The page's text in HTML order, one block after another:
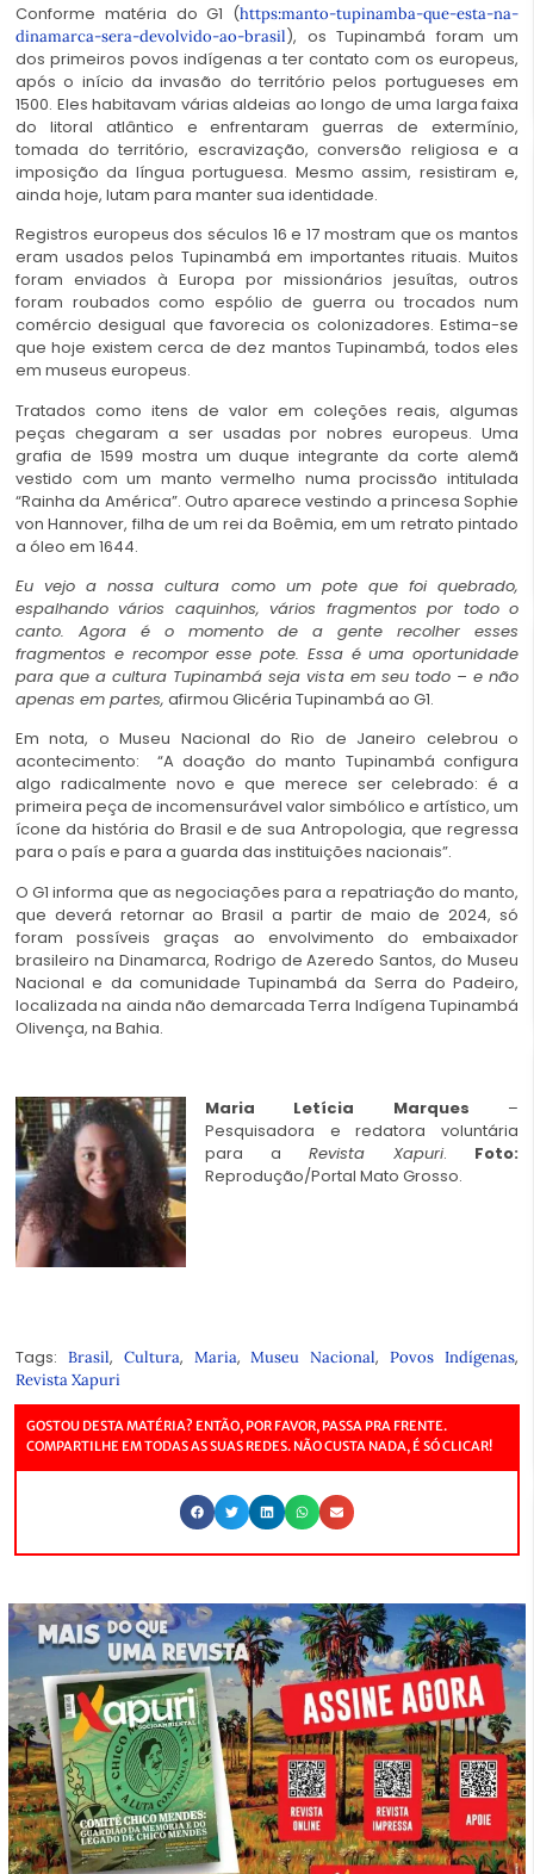
Conforme matéria do G1 (https:manto-tupinamba-que-esta-na-
dinamarca-sera-devolvido-ao-brasil), os Tupinambá foram um
dos primeiros povos indígenas a ter contato com os europeus,
após o início da invasão do território pelos portugueses em
1500. Eles habitavam várias aldeias ao longo de uma larga faixa
do litoral atlântico e enfrentaram guerras de extermínio,
tomada do território, escravização, conversão religiosa e a
imposição da língua portuguesa. Mesmo assim, resistiram e,
ainda hoje, lutam para manter sua identidade.
Registros europeus dos séculos 16 e 17 mostram que os mantos
eram usados pelos Tupinambá em importantes rituais. Muitos
foram enviados à Europa por missionários jesuítas, outros
foram roubados como espólio de guerra ou trocados num
comércio desigual que favorecia os colonizadores. Estima-se
que hoje existem cerca de dez mantos Tupinambá, todos eles
em museus europeus.
Tratados como itens de valor em coleções reais, algumas
peças chegaram a ser usadas por nobres europeus. Uma
grafia de 1599 mostra um duque integrante da corte alemã
vestido com um manto vermelho numa procissão intitulada
“Rainha da América”. Outro aparece vestindo a princesa Sophie
von Hannover, filha de um rei da Boêmia, em um retrato pintado
a óleo em 1644.
Eu vejo a nossa cultura como um pote que foi quebrado,
espalhando vários caquinhos, vários fragmentos por todo o
canto. Agora é o momento de a gente recolher esses
fragmentos e recompor esse pote. Essa é uma oportunidade
para que a cultura Tupinambá seja vista em seu todo – e não
apenas em partes, afirmou Glicéria Tupinambá ao G1.
Em nota, o Museu Nacional do Rio de Janeiro celebrou o
acontecimento: “A doação do manto Tupinambá configura
algo radicalmente novo e que merece ser celebrado: é a
primeira peça de incomensurável valor simbólico e artístico, um
ícone da história do Brasil e de sua Antropologia, que regressa
para o país e para a guarda das instituições nacionais”.
O G1 informa que as negociações para a repatriação do manto,
que deverá retornar ao Brasil a partir de maio de 2024, só
foram possíveis graças ao envolvimento do embaixador
brasileiro na Dinamarca, Rodrigo de Azeredo Santos, do Museu
Nacional e da comunidade Tupinambá da Serra do Padeiro,
localizada na ainda não demarcada Terra Indígena Tupinambá
Olivença, na Bahia.
Maria Letícia Marques –
Pesquisadora e redatora voluntária
para a Revista Xapuri. Foto:
Reprodução/Portal Mato Grosso.
Tags: Brasil, Cultura, Maria,Museu Nacional,Povos Indígenas,
Revista Xapuri
GOSTOU DESTA MATÉRIA? ENTÃO, POR FAVOR, PASSA PRA FRENTE.
COMPARTILHE EM TODAS AS SUAS REDES. NÃO CUSTA NADA, É SÓ CLICAR!